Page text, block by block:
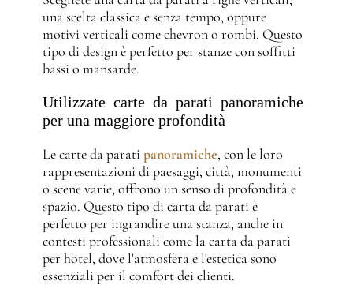
una scelta classica e senza tempo, oppure
motivi verticali come chevron o rombi. Questo
tipo di design è perfetto per stanze con soffitti
bassi o mansarde.
Utilizzate carte da parati panoramiche
per una maggiore profondità
Le carte da parati panoramiche, con le loro
rappresentazioni di paesaggi, città, monumenti
o scene varie, offrono un senso di profondità e
spazio. Questo tipo di carta da parati è
perfetto per ingrandire una stanza, anche in
contesti professionali come la carta da parati
per hotel, dove l'atmosfera e l'estetica sono
essenziali per il comfort dei clienti.